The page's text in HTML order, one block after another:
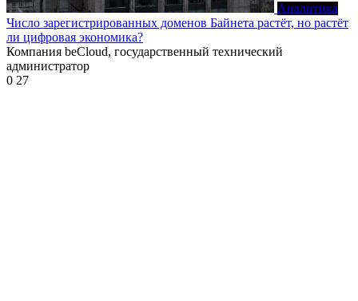
Аналитика
Число зарегистрированных доменов Байнета растёт, но растёт
ли цифровая экономика?
Компания beCloud, государственный технический
администратор
0 27